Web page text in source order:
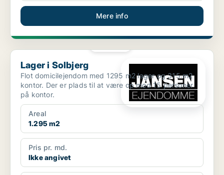
Mere info
Lager i Solbjerg
Lager i Solbjerg
Flot domicilejendom med 1295 m2 lager og 315 m2
kontor. Der er plads til at være op mod 15 personer
på kontor.
Areal
1.295 m2
Pris pr. md.
Ikke angivet